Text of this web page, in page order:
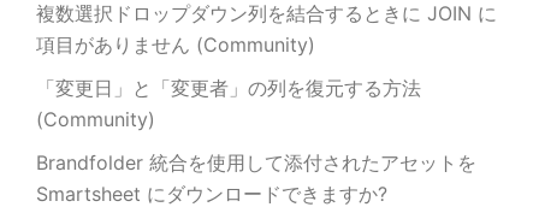
複数選択ドロップダウン列を結合するときに JOIN に
項目がありません (Community)
「変更日」と「変更者」の列を復元する方法
(Community)
Brandfolder 統合を使用して添付されたアセットを
Smartsheet にダウンロードできますか?